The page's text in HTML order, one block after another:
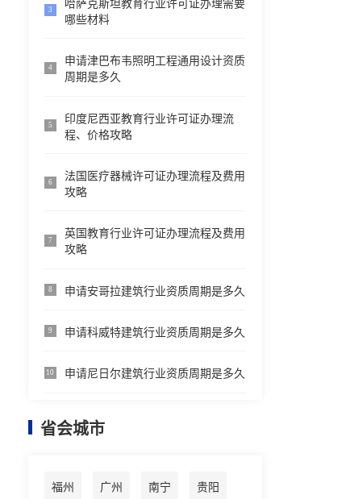
3
哈萨克斯坦教育行业许可证办理需要
哪些材料
4
申请津巴布韦照明工程通用设计资质
周期是多久
5
印度尼西亚教育行业许可证办理流
程、价格攻略
6
法国医疗器械许可证办理流程及费用
攻略
7
英国教育行业许可证办理流程及费用
攻略
8 申请安哥拉建筑行业资质周期是多久
9 申请科威特建筑行业资质周期是多久
10 申请尼日尔建筑行业资质周期是多久
省会城市
福州 广州 南宁 贵阳